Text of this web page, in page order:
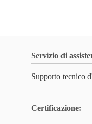
Servizio di
Supporto tecnico
Certificazione: